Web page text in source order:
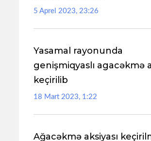
5 Aprel 2023, 23:26
Yasamal rayonunda
genişmiqyaslı agacəkmə
keçirilib
18 Mart 2023, 1:22
Ağacəkmə aksiyası